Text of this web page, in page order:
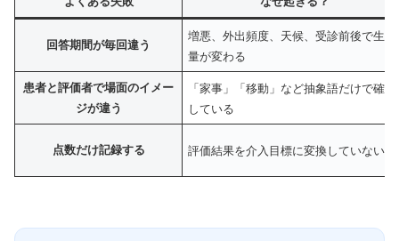
回答期間が毎回違う
増悪、外出頻度、天候、受診前後で生活
量が変わる
患者と評価者で場面のイメー
ジが違う
「家事」「移動」など抽象語だけで確認
している
点数だけ記録する 評価結果を介入目標に変換していない